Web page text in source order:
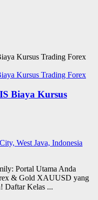
Biaya Kursus
West Java, Indonesia
Portal Utama Anda
& Gold XAUUSD yang
Daftar Kelas ...